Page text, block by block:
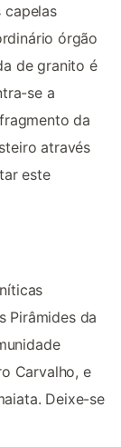
capelas
órgão
de granito é
se a
da
através
este
Pirâmides da
Carvalho, e
Deixe-se